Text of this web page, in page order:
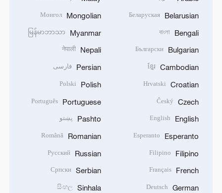
Belarusian
Беларуская
Bengali
বাংলা
Bulgarian
Български
Cambodian
ខ្មែរ
Croatian
Hrvatski
Czech
Český
English
English
Esperanto
Esperanto
Filipino
Filipino
French
Français
German
Deutsch
Mongolian
Монгол
Myanmar
မြန်မာဘာသာ
Nepali
नेपाली
Persian فارسی
Polish
Polski
Portuguese
Português
Pashto پښتو
Romanian
Română
Russian
Русский
Serbian
Српски
Sinhala
සිංහල